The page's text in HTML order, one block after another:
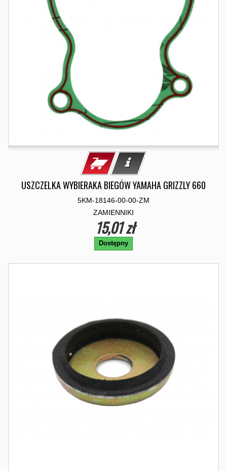
USZCZELKA WYBIERAKA BIEGÓW YAMAHA GRIZZLY 660
5KM-18146-00-00-ZM
ZAMIENNIKI
15,01 zł
Dostępny